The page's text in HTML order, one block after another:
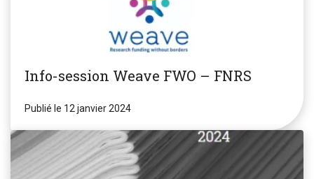
Info-session Weave FWO – FNRS
Publié le 12 janvier 2024